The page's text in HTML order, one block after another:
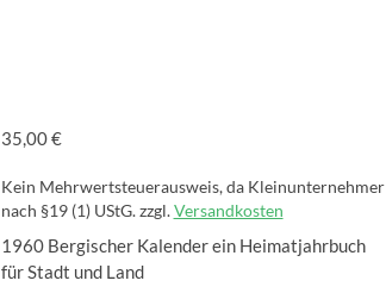
35,00€
Kein Mehrwertsteuerausweis, da Kleinunternehmer
nach §19 (1) UStG. zzgl.Versandkosten
1960 Bergischer Kalender ein Heimatjahrbuch
für Stadt und Land